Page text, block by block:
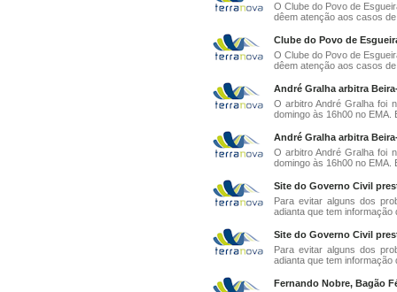
O Clube do Povo de
dêem atenção aos casos
Clube do Povo de
O Clube do Povo de
dêem atenção aos casos
André Gralha arbitra
O arbitro André Gralha foi
domingo às 16h00 no EMA.
André Gralha arbitra
O arbitro André Gralha foi
domingo às 16h00 no EMA.
Site do Governo Civil
Para evitar alguns dos
adianta que tem informação
Site do Governo Civil
Para evitar alguns dos
adianta que tem informação
Fernando Nobre, Bagão